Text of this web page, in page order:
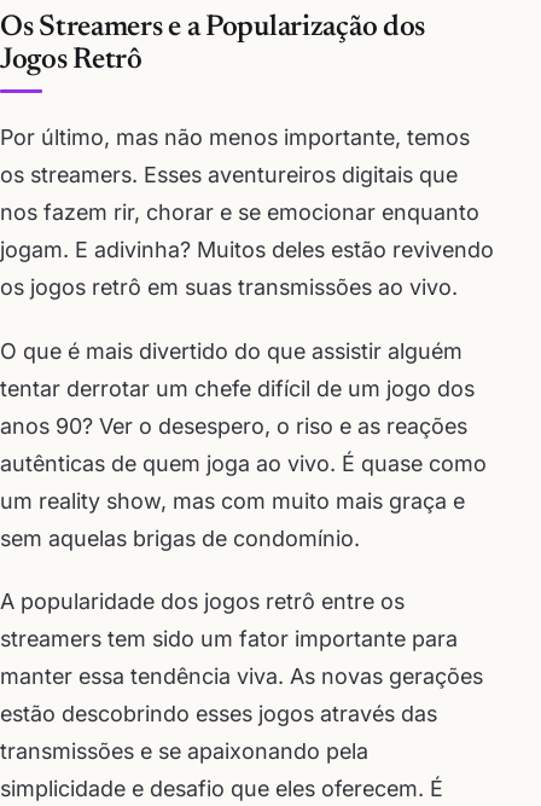
Os Streamers e a Popularização dos
Jogos Retrô
Por último, mas não menos importante, temos
os streamers. Esses aventureiros digitais que
nos fazem rir, chorar e se emocionar enquanto
jogam. E adivinha? Muitos deles estão revivendo
os jogos retrô em suas transmissões ao vivo.
O que é mais divertido do que assistir alguém
tentar derrotar um chefe difícil de um jogo dos
anos 90? Ver o desespero, o riso e as reações
autênticas de quem joga ao vivo. É quase como
um reality show, mas com muito mais graça e
sem aquelas brigas de condomínio.
A popularidade dos jogos retrô entre os
streamers tem sido um fator importante para
manter essa tendência viva. As novas gerações
estão descobrindo esses jogos através das
transmissões e se apaixonando pela
simplicidade e desafio que eles oferecem. É